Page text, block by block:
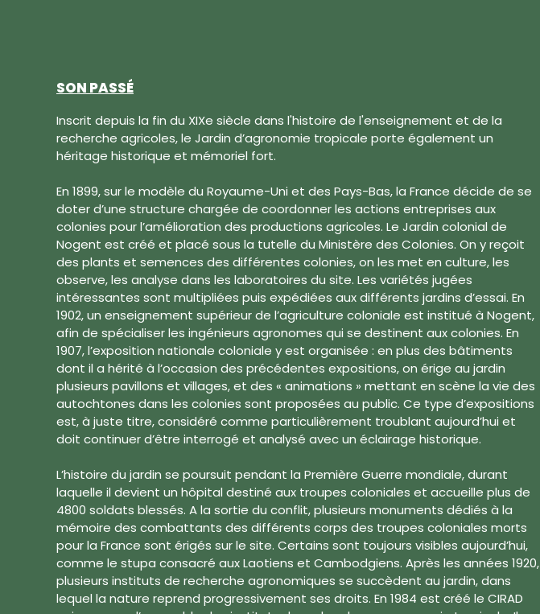
SON PASSÉ
Inscrit depuis la fin du XIXe siècle dans l'histoire de l'enseignement et de la
recherche agricoles, le Jardin d’agronomie tropicale porte également un
héritage historique et mémoriel fort.
En 1899, sur le modèle du Royaume-Uni et des Pays-Bas, la France décide de se
doter d’une structure chargée de coordonner les actions entreprises aux
colonies pour l’amélioration des productions agricoles. Le Jardin colonial de
Nogent est créé et placé sous la tutelle du Ministère des Colonies. On y reçoit
des plants et semences des différentes colonies, on les met en culture, les
observe, les analyse dans les laboratoires du site. Les variétés jugées
intéressantes sont multipliées puis expédiées aux différents jardins d’essai. En
1902, un enseignement supérieur de l’agriculture coloniale est institué à Nogent,
afin de spécialiser les ingénieurs agronomes qui se destinent aux colonies. En
1907, l’exposition nationale coloniale y est organisée : en plus des bâtiments
dont il a hérité à l’occasion des précédentes expositions, on érige au jardin
plusieurs pavillons et villages, et des « animations » mettant en scène la vie des
autochtones dans les colonies sont proposées au public. Ce type d’expositions
est, à juste titre, considéré comme particulièrement troublant aujourd’hui et
doit continuer d’être interrogé et analysé avec un éclairage historique.
L’histoire du jardin se poursuit pendant la Première Guerre mondiale, durant
laquelle il devient un hôpital destiné aux troupes coloniales et accueille plus de
4800 soldats blessés. A la sortie du conflit, plusieurs monuments dédiés à la
mémoire des combattants des différents corps des troupes coloniales morts
pour la France sont érigés sur le site. Certains sont toujours visibles aujourd’hui,
comme le stupa consacré aux Laotiens et Cambodgiens. Après les années 1920,
plusieurs instituts de recherche agronomiques se succèdent au jardin, dans
lequel la nature reprend progressivement ses droits. En 1984 est créé le CIRAD